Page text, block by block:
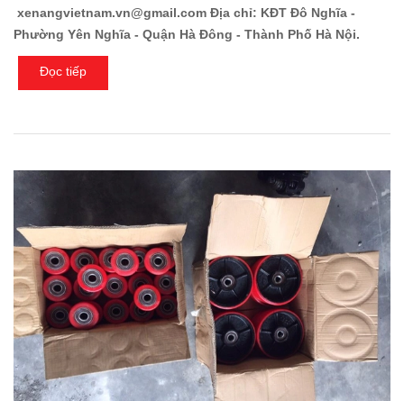
xenangvietnam.vn@gmail.com Địa chỉ: KĐT Đô Nghĩa -
Phường Yên Nghĩa - Quận Hà Đông - Thành Phố Hà Nội.
Đọc tiếp